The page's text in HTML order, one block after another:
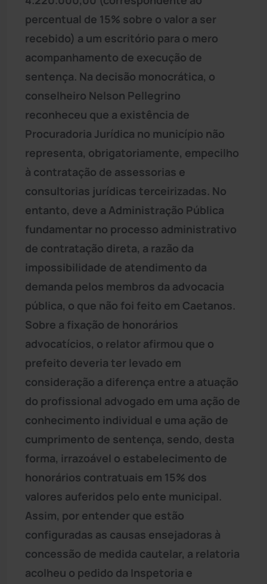
percentual de 15% sobre o valor a ser
recebido) a um escritório para o mero
acompanhamento de execução de
sentença. Na decisão monocrática, o
conselheiro Nelson Pellegrino
reconheceu que a existência de
Procuradoria Jurídica no município não
representa, obrigatoriamente, empecilho
à contratação de assessorias e
consultorias jurídicas terceirizadas. No
entanto, deve a Administração Pública
fundamentar no processo administrativo
de contratação direta, a razão da
impossibilidade de atendimento da
demanda pelos membros da advocacia
pública, o que não foi feito em Caetanos.
Sobre a fixação de honorários
advocatícios, o relator afirmou que o
prefeito deveria ter levado em
consideração a diferença entre a atuação
do profissional advogado em uma ação de
conhecimento individual e uma ação de
cumprimento de sentença, sendo, desta
forma, irrazoável o estabelecimento de
honorários contratuais em 15% dos
valores auferidos pelo ente municipal.
Assim, por entender que estão
configuradas as causas ensejadoras à
concessão de medida cautelar, a relatoria
acolheu o pedido da Inspetoria e